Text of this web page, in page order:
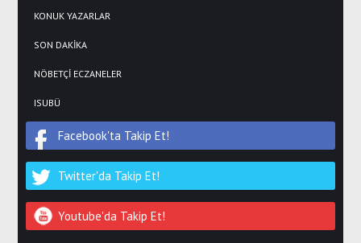
KONUK YAZARLAR
SON DAKİKA
NÖBETÇİ ECZANELER
ISUBÜ
Facebook'ta Takip Et!
Twitter'da Takip Et!
Youtube'da Takip Et!